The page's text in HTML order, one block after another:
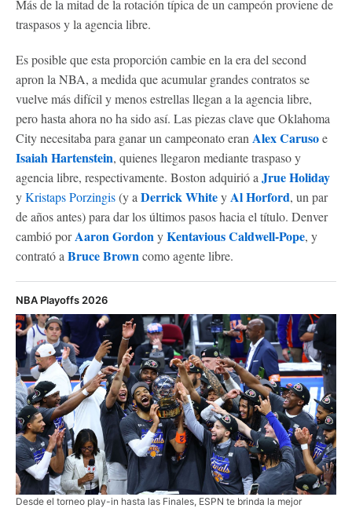
Más de la mitad de la rotación típica de un campeón proviene de
traspasos y la agencia libre.
Es posible que esta proporción cambie en la era del second
apron la NBA, a medida que acumular grandes contratos se
vuelve más difícil y menos estrellas llegan a la agencia libre,
pero hasta ahora no ha sido así. Las piezas clave que Oklahoma
City necesitaba para ganar un campeonato eran Alex Carusoe
Isaiah Hartenstein, quienes llegaron mediante traspaso y
agencia libre, respectivamente. Boston adquirió a Jrue Holiday
yKristaps Porzingis(y a Derrick WhiteyAl Horford, un par
de años antes) para dar los últimos pasos hacia el título. Denver
cambió porAaron GordonyKentavious Caldwell-Pope, y
contrató a Bruce Browncomo agente libre.
NBA Playoffs 2026
Desde el torneo play-in hasta las Finales, ESPN te brinda la mejor